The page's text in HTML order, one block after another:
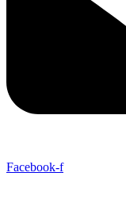
Facebook-f